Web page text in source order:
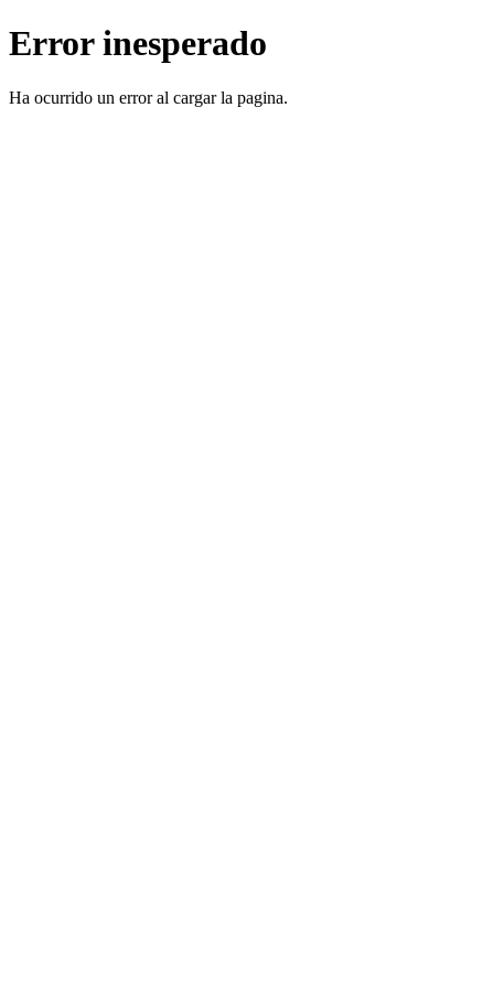
Error inesperado
Ha ocurrido un error al cargar la pagina.